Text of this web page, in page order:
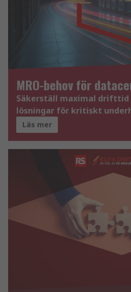
MRO-behov för
Säkerställ maximal drifttid
lösningar för kritiskt
Läs mer